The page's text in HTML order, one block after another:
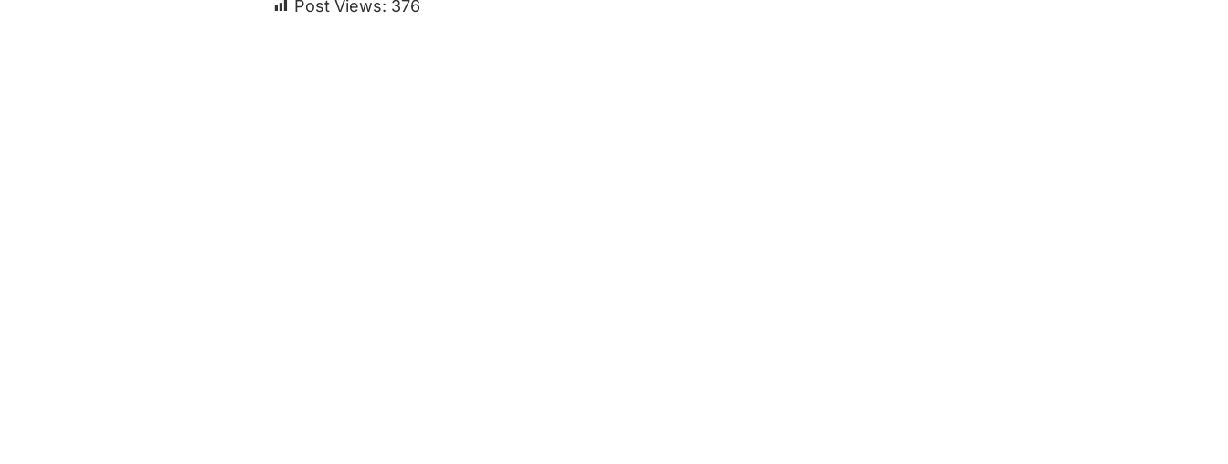
Post Views: 376